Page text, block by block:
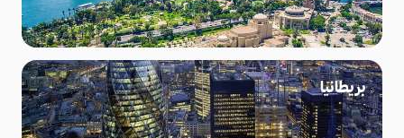
بريطانيا